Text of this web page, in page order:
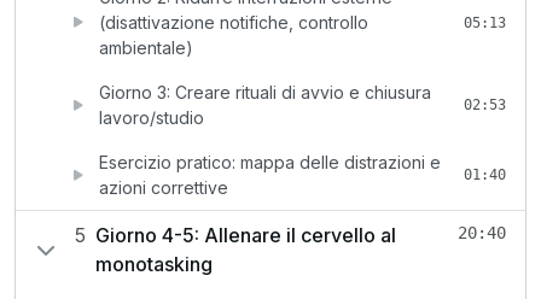
(disattivazione notifiche, controllo
ambientale)
05:13
Giorno 3: Creare rituali di avvio e chiusura
lavoro/studio
02:53
Esercizio pratico: mappa delle distrazioni e
azioni correttive
01:40
5 Giorno 4-5: Allenare il cervello al
monotasking
20:40